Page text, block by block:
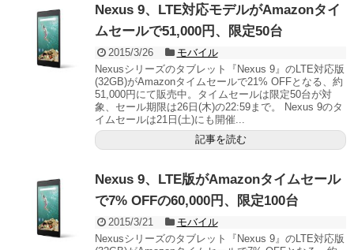
Nexus 9、LTE対応モデルがAmazonタイ
ムセールで51,000円、限定50台
2015/3/26
モバイル
Nexusシリーズのタブレット『Nexus 9』のLTE対応版
(32GB)がAmazonタイムセールで21% OFFとなる、約
51,000円にて販売中。タイムセールは限定50台が対
象、セール期限は26日(木)の22:59まで。 Nexus 9のタ
イムセールは21日(土)にも開催...
記事を読む
Nexus 9、LTE版がAmazonタイムセール
で7% OFFの60,000円、限定100台
2015/3/21
モバイル
Nexusシリーズのタブレット『Nexus 9』のLTE対応版